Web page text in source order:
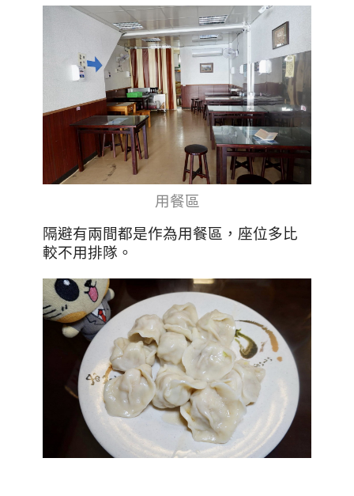
用餐區
隔避有兩間都是作為用餐區，座位多比
較不用排隊。